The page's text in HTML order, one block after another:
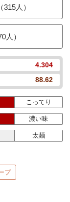
人）
人）
4.304
88.62
こってり
濃い味
太麺
プ